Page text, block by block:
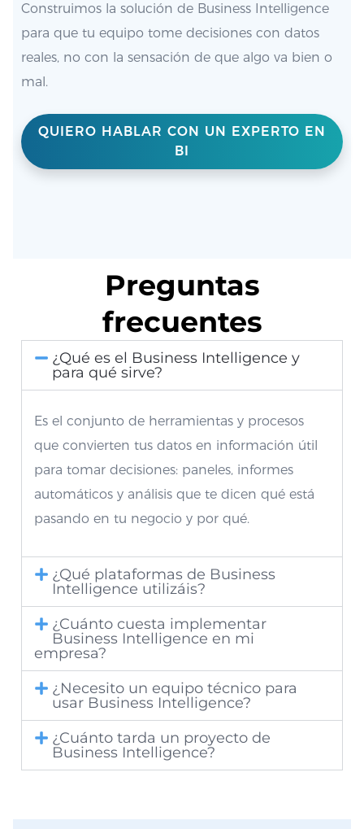
Construimos la solución de Business Intelligence
para que tu equipo tome decisiones con datos
reales, no con la sensación de que algo va bien o
mal.
QUIERO HABLAR CON UN EXPERTO EN
BI
Preguntas
frecuentes
¿Qué es el Business Intelligence y
para qué sirve?
Es el conjunto de herramientas y procesos
que convierten tus datos en información útil
para tomar decisiones: paneles, informes
automáticos y análisis que te dicen qué está
pasando en tu negocio y por qué.
¿Qué plataformas de Business
Intelligence utilizáis?
¿Cuánto cuesta implementar
Business Intelligence en mi
empresa?
¿Necesito un equipo técnico para
usar Business Intelligence?
¿Cuánto tarda un proyecto de
Business Intelligence?